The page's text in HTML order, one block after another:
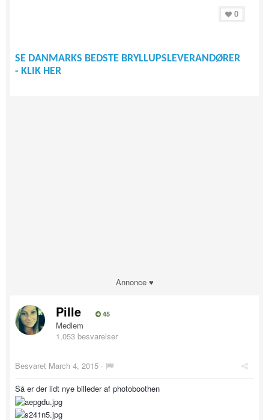
0
SE DANMARKS BEDSTE BRYLLUPSLEVERANDØRER
- KLIK HER
Annonce ♥
Pille 45
Medlem
1,053 besvarelser
Besvaret March 4, 2015 ·
Så er der lidt nye billeder af photoboothen